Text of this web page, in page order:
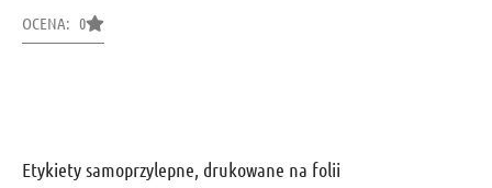
OCENA: 0
Etykiety samoprzylepne, drukowane na folii